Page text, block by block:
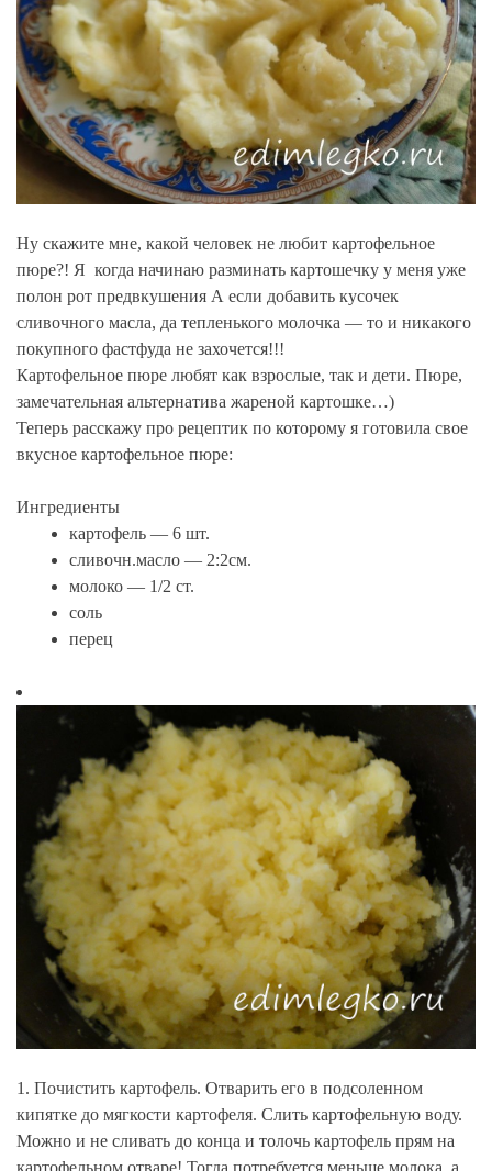
Ну скажите мне, какой человек не любит картофельное
пюре?! Я когда начинаю разминать картошечку у меня уже
полон рот предвкушения А если добавить кусочек
сливочного масла, да тепленького молочка — то и никакого
покупного фастфуда не захочется!!!
Картофельное пюре любят как взрослые, так и дети. Пюре,
замечательная альтернатива жареной картошке…)
Теперь расскажу про рецептик по которому я готовила свое
вкусное картофельное пюре:
Ингредиенты
картофель — 6 шт.
сливочн.масло — 2:2см.
молоко — 1/2 ст.
соль
перец
1. Почистить картофель. Отварить его в подсоленном
кипятке до мягкости картофеля. Слить картофельную воду.
Можно и не сливать до конца и толочь картофель прям на